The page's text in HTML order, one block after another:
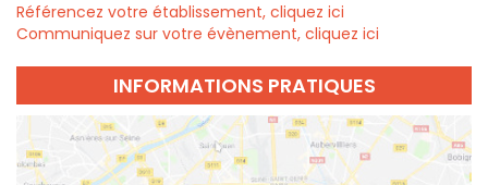
Référencez votre établissement, cliquez ici
Communiquez sur votre évènement, cliquez ici
INFORMATIONS PRATIQUES